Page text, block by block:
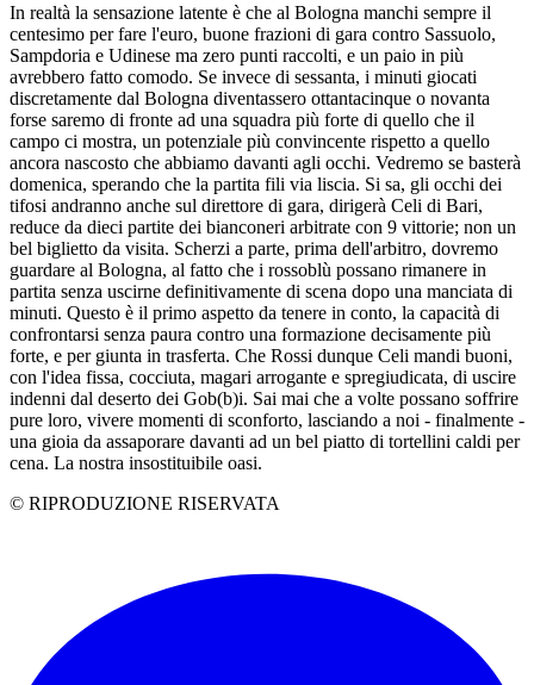
In realtà la sensazione latente è che al Bologna manchi sempre il
centesimo per fare l'euro, buone frazioni di gara contro Sassuolo,
Sampdoria e Udinese ma zero punti raccolti, e un paio in più
avrebbero fatto comodo. Se invece di sessanta, i minuti giocati
discretamente dal Bologna diventassero ottantacinque o novanta
forse saremo di fronte ad una squadra più forte di quello che il
campo ci mostra, un potenziale più convincente rispetto a quello
ancora nascosto che abbiamo davanti agli occhi. Vedremo se basterà
domenica, sperando che la partita fili via liscia. Si sa, gli occhi dei
tifosi andranno anche sul direttore di gara, dirigerà Celi di Bari,
reduce da dieci partite dei bianconeri arbitrate con 9 vittorie; non un
bel biglietto da visita. Scherzi a parte, prima dell'arbitro, dovremo
guardare al Bologna, al fatto che i rossoblù possano rimanere in
partita senza uscirne definitivamente di scena dopo una manciata di
minuti. Questo è il primo aspetto da tenere in conto, la capacità di
confrontarsi senza paura contro una formazione decisamente più
forte, e per giunta in trasferta. Che Rossi dunque Celi mandi buoni,
con l'idea fissa, cocciuta, magari arrogante e spregiudicata, di uscire
indenni dal deserto dei Gob(b)i. Sai mai che a volte possano soffrire
pure loro, vivere momenti di sconforto, lasciando a noi - finalmente -
una gioia da assaporare davanti ad un bel piatto di tortellini caldi per
cena. La nostra insostituibile oasi.
© RIPRODUZIONE RISERVATA